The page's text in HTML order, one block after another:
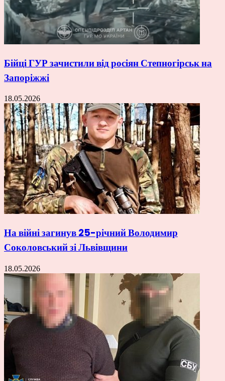
Бійці ГУР зачистили від росіян Степногірськ на
Запоріжжі
18.05.2026
На війні загинув 25-річний Володимир
Соколовський зі Львівщини
18.05.2026